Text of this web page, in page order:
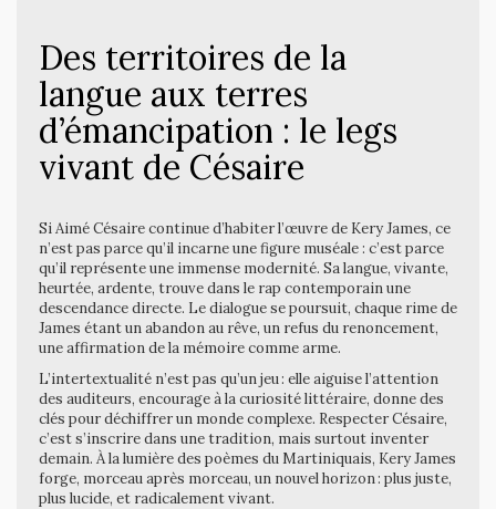
Des territoires de la
langue aux terres
d’émancipation : le legs
vivant de Césaire
Si Aimé Césaire continue d’habiter l’œuvre de Kery James, ce
n’est pas parce qu’il incarne une figure muséale : c’est parce
qu’il représente une immense modernité. Sa langue, vivante,
heurtée, ardente, trouve dans le rap contemporain une
descendance directe. Le dialogue se poursuit, chaque rime de
James étant un abandon au rêve, un refus du renoncement,
une affirmation de la mémoire comme arme.
L’intertextualité n’est pas qu’un jeu : elle aiguise l’attention
des auditeurs, encourage à la curiosité littéraire, donne des
clés pour déchiffrer un monde complexe. Respecter Césaire,
c’est s’inscrire dans une tradition, mais surtout inventer
demain. À la lumière des poèmes du Martiniquais, Kery James
forge, morceau après morceau, un nouvel horizon : plus juste,
plus lucide, et radicalement vivant.